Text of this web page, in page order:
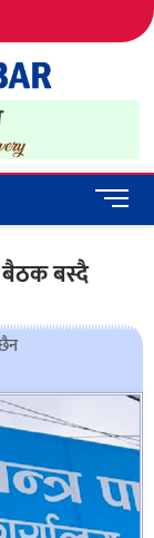
IN NEPAL
M
e
u
o
बैठक बस्दै